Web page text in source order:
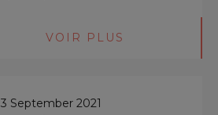
VOIR PLUS
3 September 2021